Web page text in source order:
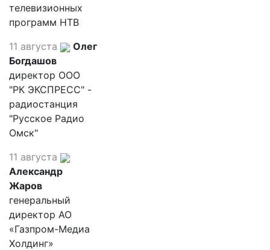
телевизионных
программ НТВ
11 августа
Олег
Богдашов
директор ООО
"РК ЭКСПРЕСС" -
радиостанция
"Русское Радио
Омск"
11 августа
Александр
Жаров
генеральный
директор АО
«Газпром-Медиа
Холдинг»